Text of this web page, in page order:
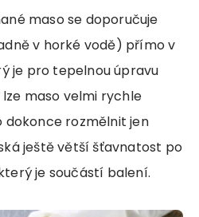
maso se doporučuje
v horké vodě) přímo v
je pro tepelnou úpravu
maso velmi rychle
rozmělnit jen
ještě větší šťavnatost po
je součástí balení.